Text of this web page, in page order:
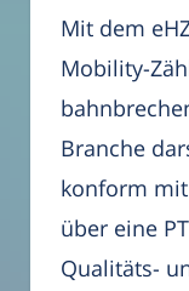
Mit dem
Mobility-
Branche
konform
über eine
Qualitäts-